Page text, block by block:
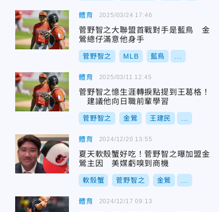
體育
菅野智之大聯盟首戰對手是藍鳥 金
鶯總仔滿意他身手
菅野智之 MLB 藍鳥
2025/03/24 17:46
體育
菅野智之憶生涯轉捩點提到王葛格！
建議他向日職前輩學習
菅野智之 金鶯 王建民
2025/03/11 12:45
體育
夏天軟殼蟹好吃！菅野智之曝加盟金
鶯主因 美媒虧嗅到商機
軟殼蟹 菅野智之 金鶯
2024/12/20 13:55
體育 2024/12/17 09:13